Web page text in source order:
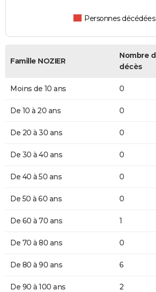
Personnes décédées
Famille NOZIER
Nombre
décès
Moins de 10 ans 0
De 10 à 20 ans 0
De 20 à 30 ans 0
De 30 à 40 ans 0
De 40 à 50 ans 0
De 50 à 60 ans 0
De 60 à 70 ans 1
De 70 à 80 ans 0
De 80 à 90 ans 6
De 90 à 100 ans 2